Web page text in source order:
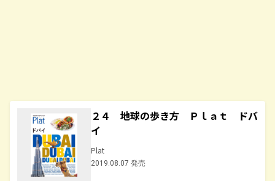
２４ 地球の歩き方 Ｐｌａｔ ドバ
イ
Plat
2019.08.07 発売